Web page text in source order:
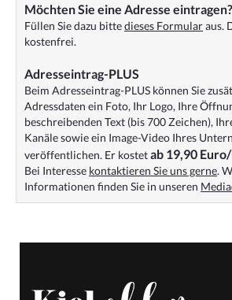
Möchten Sie eine Adresse eintragen?
Füllen Sie dazu bittedieses Formularaus.
kostenfrei.
Adresseintrag-PLUS
Beim Adresseintrag-PLUS können Sie
Adressdaten ein Foto, Ihr Logo, Ihre
beschreibenden Text (bis 700 Zeichen),
Kanäle sowie ein Image-Video Ihres
veröffentlichen. Er kostetab 19,90
Bei Interesse kontaktieren Sie uns gerne.
Informationen finden Sie in unseren